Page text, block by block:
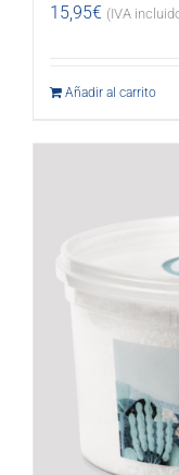
15,95€ (IVA
Añadir al carrito